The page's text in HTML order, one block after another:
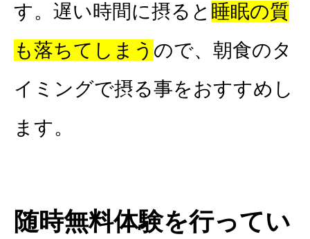
す。遅い時間に摂ると 睡眠の質
も落ちてしまう ので、朝食のタ
イミングで摂る事をおすすめし
ます。
随時無料体験を行ってい